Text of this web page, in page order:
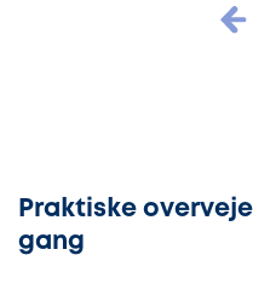
Praktiske
gang